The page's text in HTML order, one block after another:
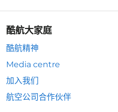
酷航大家庭
酷航精神
Media centre
加入我们
航空公司合作伙伴